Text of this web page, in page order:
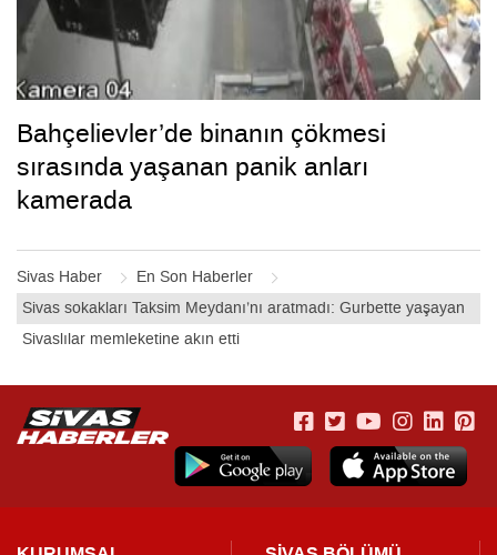
Sivas Haber
En Son Haberler
Sivas sokakları Taksim Meydanı’nı aratmadı: Gurbette yaşayan
Sivaslılar memleketine akın etti
Bahçelievler’de binanın çökmesi
sırasında yaşanan panik anları
kamerada